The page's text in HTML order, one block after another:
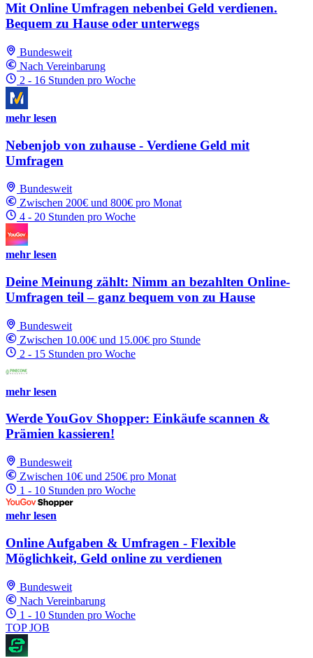
Mit Online Umfragen nebenbei Geld verdienen.
Bequem zu Hause oder unterwegs
Bundesweit
Nach Vereinbarung
2 - 16 Stunden pro Woche
mehr lesen
Nebenjob von zuhause - Verdiene Geld mit
Umfragen
Bundesweit
Zwischen 200€ und 800€ pro Monat
4 - 20 Stunden pro Woche
mehr lesen
Deine Meinung zählt: Nimm an bezahlten Online-
Umfragen teil – ganz bequem von zu Hause
Bundesweit
Zwischen 10.00€ und 15.00€ pro Stunde
2 - 15 Stunden pro Woche
mehr lesen
Werde YouGov Shopper: Einkäufe scannen &
Prämien kassieren!
Bundesweit
Zwischen 10€ und 250€ pro Monat
1 - 10 Stunden pro Woche
mehr lesen
Online Aufgaben & Umfragen - Flexible
Möglichkeit, Geld online zu verdienen
Bundesweit
Nach Vereinbarung
1 - 10 Stunden pro Woche
TOP JOB